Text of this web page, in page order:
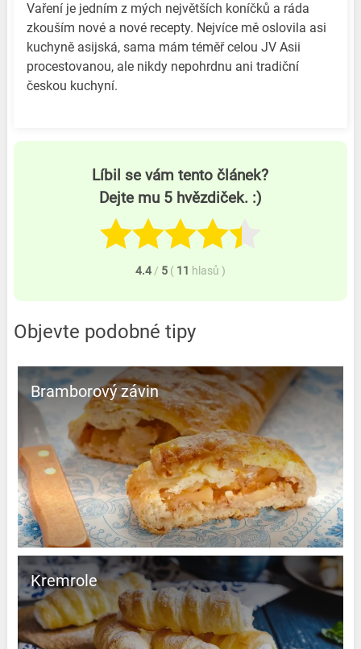
Vaření je jedním z mých největších koníčků a ráda
zkouším nové a nové recepty. Nejvíce mě oslovila asi
kuchyně asijská, sama mám téměř celou JV Asii
procestovanou, ale nikdy nepohrdnu ani tradiční
českou kuchyní.
Líbil se vám tento článek?
Dejte mu 5 hvězdiček. :)
4.4 / 5 ( 11 hlasů )
Objevte podobné tipy
Bramborový závin
Kremrole